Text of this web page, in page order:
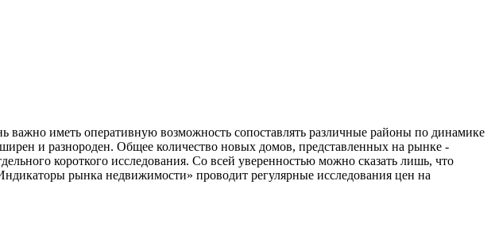
иметь оперативную возможность сопоставлять различные районы по динамике
и разнороден. Общее количество новых домов, представленных на рынке -
короткого исследования. Со всей уверенностью можно сказать лишь, что
рынка недвижимости» проводит регулярные исследования цен на